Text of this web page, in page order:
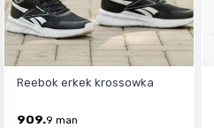
Reebok erkek krossowka
909.9 man